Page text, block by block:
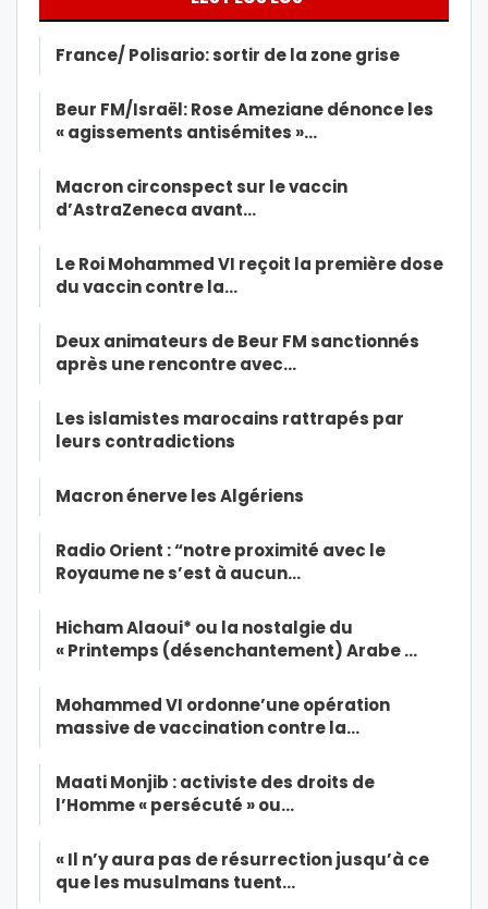
France/ Polisario: sortir de la zone grise
Beur FM/Israël: Rose Ameziane dénonce les
« agissements antisémites »…
Macron circonspect sur le vaccin
d’AstraZeneca avant…
Le Roi Mohammed VI reçoit la première dose
du vaccin contre la…
Deux animateurs de Beur FM sanctionnés
après une rencontre avec…
Les islamistes marocains rattrapés par
leurs contradictions
Macron énerve les Algériens
Radio Orient : “notre proximité avec le
Royaume ne s’est à aucun…
Hicham Alaoui* ou la nostalgie du
« Printemps (désenchantement) Arabe …
Mohammed VI ordonne’une opération
massive de vaccination contre la…
Maati Monjib : activiste des droits de
l’Homme « persécuté » ou…
« Il n’y aura pas de résurrection jusqu’à ce
que les musulmans tuent…